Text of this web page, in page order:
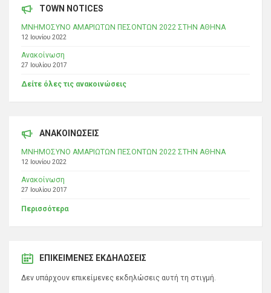
TOWN NOTICES
ΜΝΗΜΟΣΥΝΟ ΑΜΑΡΙΩΤΩΝ ΠΕΣΟΝΤΩΝ 2022 ΣΤΗΝ ΑΘΗΝΑ
12 Ιουνίου 2022
Ανακοίνωση
27 Ιουλίου 2017
Δείτε όλες τις ανακοινώσεις
ΑΝΑΚΟΙΝΩΣΕΙΣ
ΜΝΗΜΟΣΥΝΟ ΑΜΑΡΙΩΤΩΝ ΠΕΣΟΝΤΩΝ 2022 ΣΤΗΝ ΑΘΗΝΑ
12 Ιουνίου 2022
Ανακοίνωση
27 Ιουλίου 2017
Περισσότερα
ΕΠΙΚΕΊΜΕΝΕΣ ΕΚΔΗΛΏΣΕΙΣ
Δεν υπάρχουν επικείμενες εκδηλώσεις αυτή τη στιγμή.